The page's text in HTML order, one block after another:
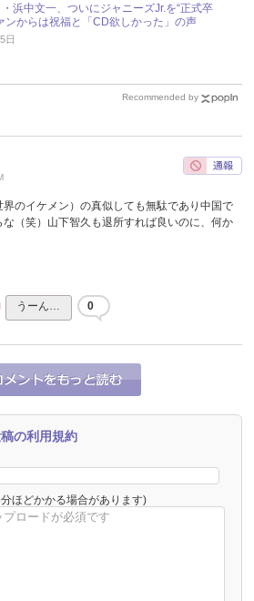
浜中文一、ついにジャニーズJr.を“正式卒
からは祝福と「CD欲しかった」の声
日
Recommended by
のイケメン）の真似しても無駄であり中国で
（笑）山下智久も退所すれば良いのに、何か
うーん… 0
の利用規約
ほどかかる場合があります)